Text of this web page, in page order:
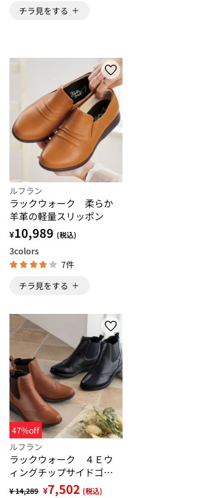
チラ見をする
ルフラン
ラックウォーク 柔らか
羊革の軽量スリッポン
¥10,989 (税込)
3colors
7件
チラ見をする
47%off
ルフラン
ラックウォーク ４Ｅウ
ィングチップサイドゴア
ブーツ
¥ 14,289 ¥7,502 (税込)